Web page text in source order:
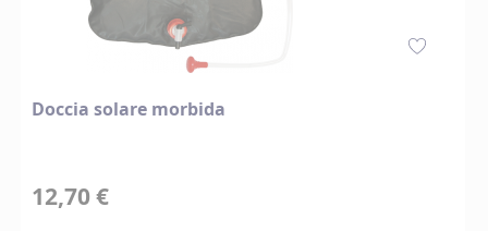
Doccia solare morbida
12,70 €